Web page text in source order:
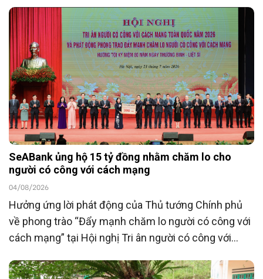
SeABank ủng hộ 15 tỷ đồng nhằm chăm lo cho
người có công với cách mạng
04/08/2026
Hưởng ứng lời phát động của Thủ tướng Chính phủ
về phong trào “Đẩy mạnh chăm lo người có công với
cách mạng” tại Hội nghị Tri ân người có công với
23/7/2026, Ngân hàng TMCP Đông Nam Á